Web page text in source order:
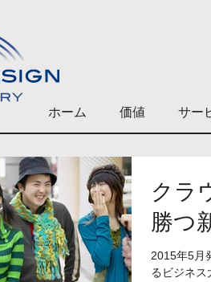
ホーム 価値 サー
クラ
勝つ
2015年5月
るビジネス